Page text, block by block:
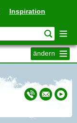
Inspiration
ändern